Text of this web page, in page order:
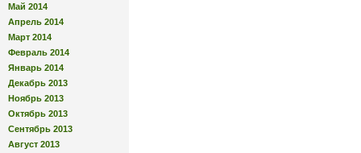
Май 2014
Апрель 2014
Март 2014
Февраль 2014
Январь 2014
Декабрь 2013
Ноябрь 2013
Октябрь 2013
Сентябрь 2013
Август 2013